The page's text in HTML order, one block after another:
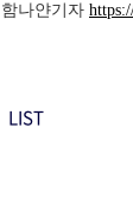
나얀기자
LIST